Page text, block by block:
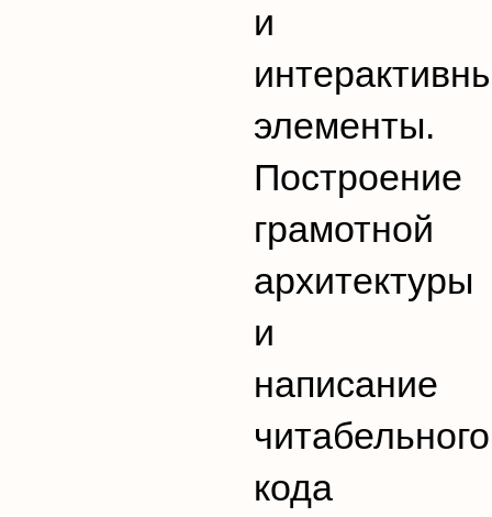
и
элементы.
Построение
грамотной
архитектуры
и
написание
читабельного
кода